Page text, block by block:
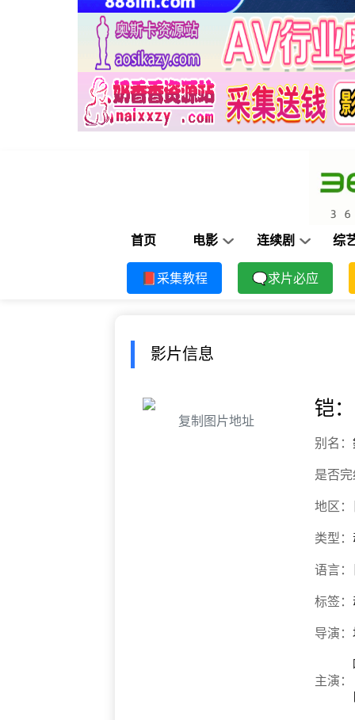
首页 电影 连续剧 综
📕采集教程 🗨求片必应
影片信息
复制图片地址
铠
别名：
是否
地区：
类型：
语言：
标签：
导演：
主演：